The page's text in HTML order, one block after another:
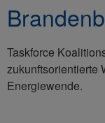
Taskforce
zukunftsorientierte
Energiewende.